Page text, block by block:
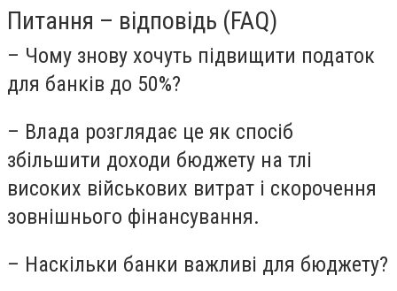
Питання – відповідь (FAQ)
– Чому знову хочуть підвищити податок
для банків до 50%?
– Влада розглядає це як спосіб
збільшити доходи бюджету на тлі
високих військових витрат і скорочення
зовнішнього фінансування.
– Наскільки банки важливі для бюджету?